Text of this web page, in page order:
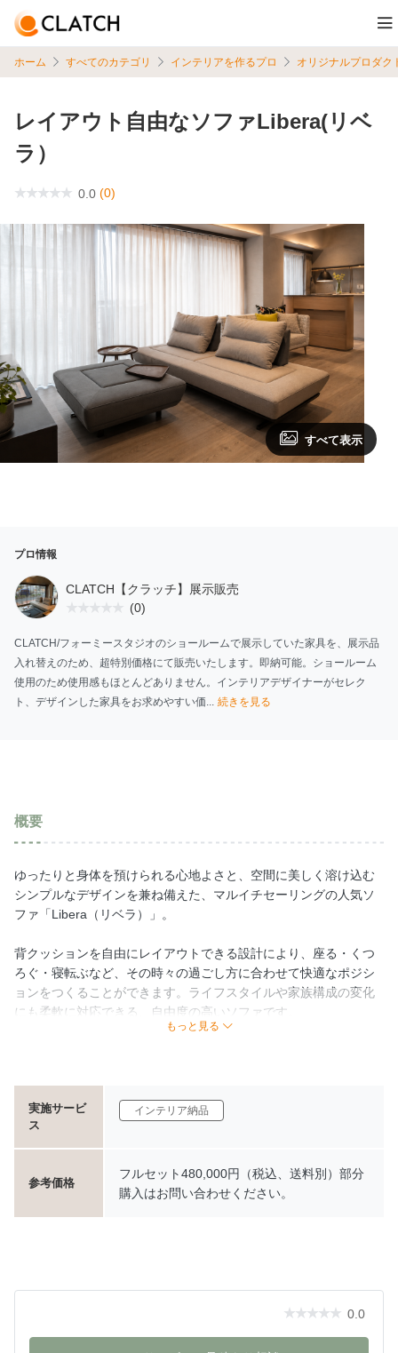
ホーム すべてのカテゴリ インテリアを作るプロ オリジナルプロダク
レイアウト自由なソファLibera(リベ
ラ）
0.0 (0)
すべて表示
プロ情報
CLATCH【クラッチ】展示販売
(0)
CLATCH/フォーミースタジオのショールームで展示していた家具を、展示品
入れ替えのため、超特別価格にて販売いたします。即納可能。ショールーム
使用のため使用感もほとんどありません。インテリアデザイナーがセレク
ト、デザインした家具をお求めやすい価...
続きを見る
概要
ゆったりと身体を預けられる心地よさと、空間に美しく溶け込む
シンプルなデザインを兼ね備えた、マルイチセーリングの人気ソ
ファ「Libera（リベラ）」。
背クッションを自由にレイアウトできる設計により、座る・くつ
ろぐ・寝転ぶなど、その時々の過ごし方に合わせて快適なポジシ
ョンをつくることができます。ライフスタイルや家族構成の変化
にも柔軟に対応できる、自由度の高いソファです。
ます。
展示品は、マルイチセーリング純正ファブリックを採用したコー
ディネート仕様。座面と背クッションで異なるカラーを組み合わ
せ、ベージュとネイビーのパイピングがアクセントとなる、上質
で洗練された印象に仕上げています。
ティーテーブル付き
もっと見る
実施サービ
ス
インテリア納品
参考価格
フルセット480,000円（税込、送料別）部分
購入はお問い合わせください。
0.0